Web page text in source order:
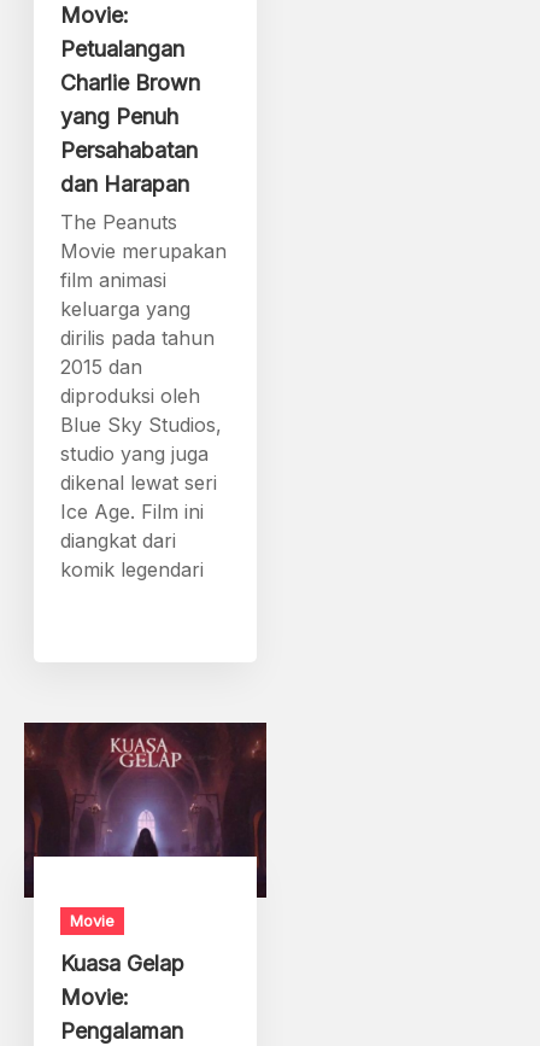
Movie:
Petualangan
Charlie Brown
yang Penuh
Persahabatan
dan Harapan
The Peanuts
Movie merupakan
film animasi
keluarga yang
dirilis pada tahun
2015 dan
diproduksi oleh
Blue Sky Studios,
studio yang juga
dikenal lewat seri
Ice Age. Film ini
diangkat dari
komik legendari
Movie
Kuasa Gelap
Movie:
Pengalaman